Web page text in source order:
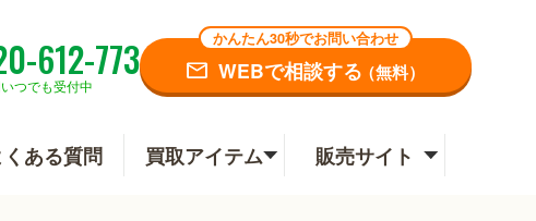
612-773
つでも受付中
かんたん30秒でお問い合わせ
WEBで相談する（無料）
くある質問 買取アイテム 販売サイト